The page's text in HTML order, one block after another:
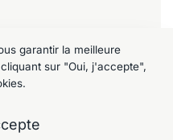
1060 Saint-
garantir la meilleure
sur "Oui, j'accepte",